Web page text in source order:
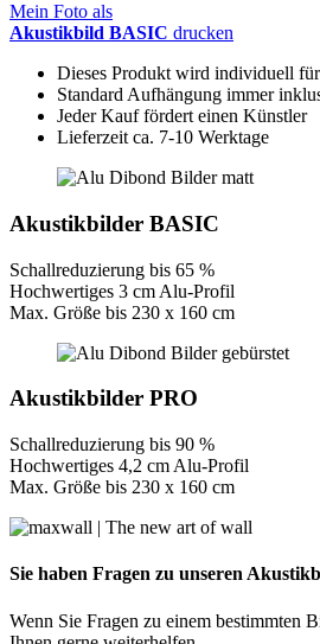
Mein Foto als
Akustikbild BASIC drucken
Dieses Produkt wird individuell
Standard Aufhängung immer
Jeder Kauf fördert einen Künstler
Lieferzeit ca. 7-10 Werktage
Akustikbilder BASIC
Schallreduzierung bis 65 %
Hochwertiges 3 cm Alu-Profil
Max. Größe bis 230 x 160 cm
Akustikbilder PRO
Schallreduzierung bis 90 %
Hochwertiges 4,2 cm Alu-Profil
Max. Größe bis 230 x 160 cm
Sie haben Fragen zu unseren
Wenn Sie Fragen zu einem bestimmten